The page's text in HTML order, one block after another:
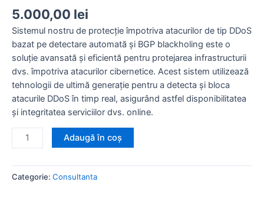
5.000,00 lei
Sistemul nostru de protecție împotriva atacurilor de tip DDoS
bazat pe detectare automată și BGP blackholing este o
soluție avansată și eficientă pentru protejarea infrastructurii
dvs. împotriva atacurilor cibernetice. Acest sistem utilizează
tehnologii de ultimă generație pentru a detecta și bloca
atacurile DDoS în timp real, asigurând astfel disponibilitatea
și integritatea serviciilor dvs. online.
Cantitate
Sistem
protectie
Adaugă în coș
Categorie: Consultanta